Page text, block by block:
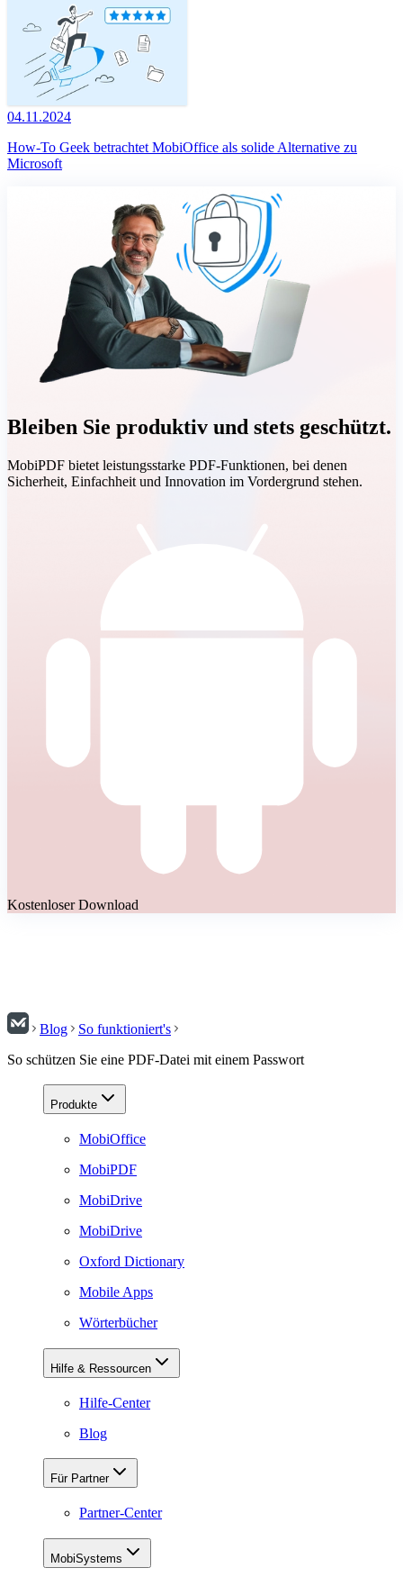
04.11.2024
How-To Geek betrachtet MobiOffice als solide Alternative zu
Microsoft
Bleiben Sie produktiv und stets geschützt.
MobiPDF bietet leistungsstarke PDF-Funktionen, bei denen
Sicherheit, Einfachheit und Innovation im Vordergrund stehen.
Kostenloser Download
Blog
So funktioniert's
So schützen Sie eine PDF-Datei mit einem Passwort
Produkte
MobiOffice
MobiPDF
MobiDrive
MobiDrive
Oxford Dictionary
Mobile Apps
Wörterbücher
Hilfe & Ressourcen
Hilfe-Center
Blog
Für Partner
Partner-Center
MobiSystems